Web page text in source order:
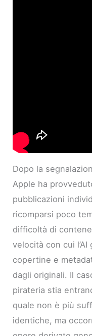
Dopo la
Apple ha
pubblicazioni
ricomparsi poco
difficoltà di
velocità con cui
copertine e
dagli originali. Il
pirateria stia
quale non è più
identiche, ma